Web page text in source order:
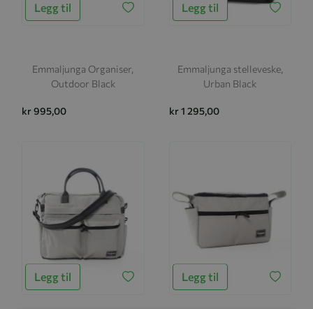
Legg til
Emmaljunga Organiser,
Outdoor Black
kr 995,00
Legg til
Emmaljunga stelleveske,
Urban Black
kr 1 295,00
Legg til Legg til